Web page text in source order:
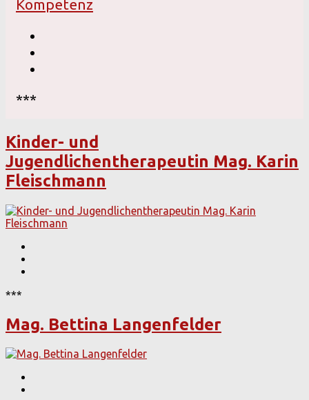
***
Kinder- und
Jugendlichentherapeutin Mag. Karin
Fleischmann
***
Mag. Bettina Langenfelder